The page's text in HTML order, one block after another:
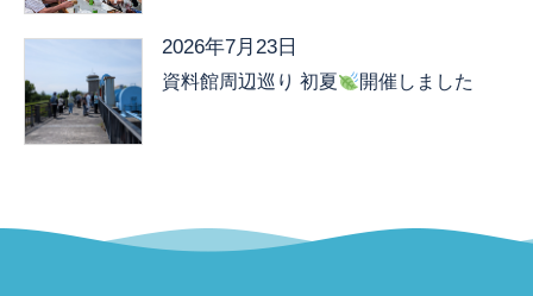
2026年7月23日
資料館周辺巡り 初夏 開催しました